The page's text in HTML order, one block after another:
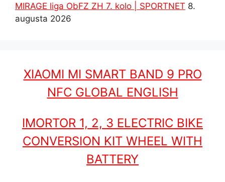
MIRAGE liga ObFZ ZH 7. kolo | SPORTNET 8.
augusta 2026
XIAOMI MI SMART BAND 9 PRO
NFC GLOBAL ENGLISH
IMORTOR 1, 2, 3 ELECTRIC BIKE
CONVERSION KIT WHEEL WITH
BATTERY